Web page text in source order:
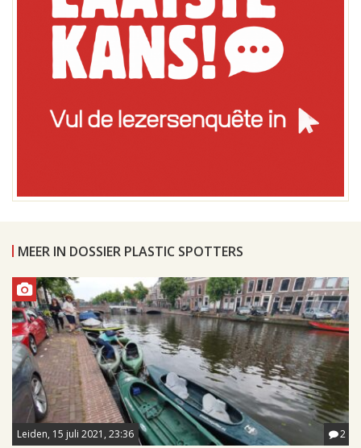
MEER IN DOSSIER PLASTIC SPOTTERS
Leiden, 15 juli 2021, 23:36 2